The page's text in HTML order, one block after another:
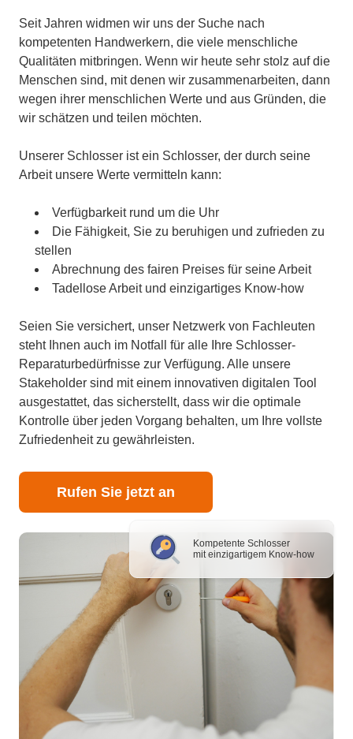
Kompetente Schlosser
mit einzigartigem Know-how
Seit Jahren widmen wir uns der Suche nach
kompetenten Handwerkern, die viele menschliche
Qualitäten mitbringen. Wenn wir heute sehr stolz auf die
Menschen sind, mit denen wir zusammenarbeiten, dann
wegen ihrer menschlichen Werte und aus Gründen, die
wir schätzen und teilen möchten.
Unserer Schlosser ist ein Schlosser, der durch seine
Arbeit unsere Werte vermitteln kann:
Verfügbarkeit rund um die Uhr
Die Fähigkeit, Sie zu beruhigen und zufrieden zu
stellen
Abrechnung des fairen Preises für seine Arbeit
Tadellose Arbeit und einzigartiges Know-how
Seien Sie versichert, unser Netzwerk von Fachleuten
steht Ihnen auch im Notfall für alle Ihre Schlosser-
Reparaturbedürfnisse zur Verfügung. Alle unsere
Stakeholder sind mit einem innovativen digitalen Tool
ausgestattet, das sicherstellt, dass wir die optimale
Kontrolle über jeden Vorgang behalten, um Ihre vollste
Zufriedenheit zu gewährleisten.
Rufen Sie jetzt an